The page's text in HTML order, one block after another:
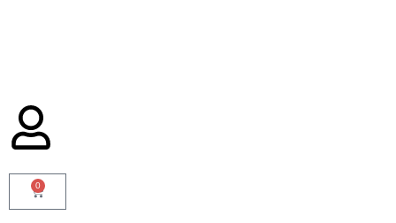
0
Carrito